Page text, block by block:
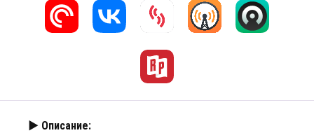
► Описание: